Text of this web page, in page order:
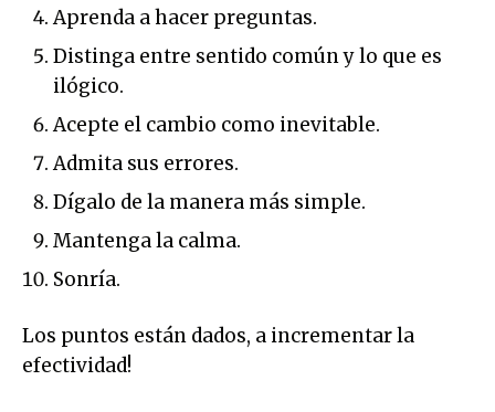
Aprenda a hacer preguntas.
Distinga entre sentido común y lo que es
ilógico.
Acepte el cambio como inevitable.
Admita sus errores.
Dígalo de la manera más simple.
Mantenga la calma.
Sonría.
Los puntos están dados, a incrementar la
efectividad!